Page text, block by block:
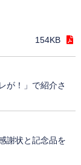
154KB
が！」で紹介さ
謝状と記念品を